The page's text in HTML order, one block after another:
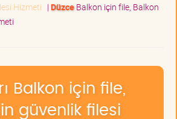
Hizmeti | DüzceBalkon için file, Balkon
Balkon için file,
güvenlik filesi